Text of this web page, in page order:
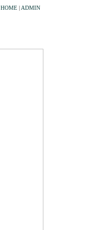
HOME | ADMIN